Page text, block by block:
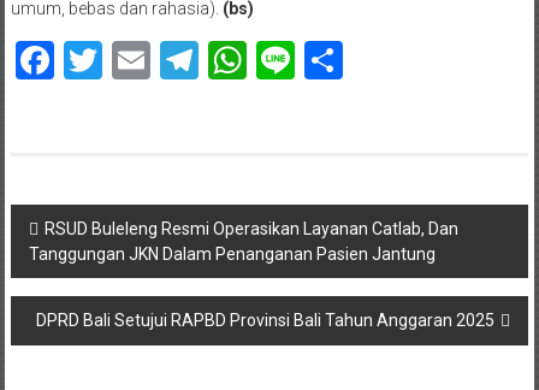
umum, bebas dan rahasia). (bs)
Facebook
Twitter
EmailTelegram
WhatsApp
Line
Navigasi
pos
RSUD Buleleng Resmi Operasikan Layanan Catlab, Dan
Tanggungan JKN Dalam Penanganan Pasien Jantung
DPRD Bali Setujui RAPBD Provinsi Bali Tahun Anggaran 2025